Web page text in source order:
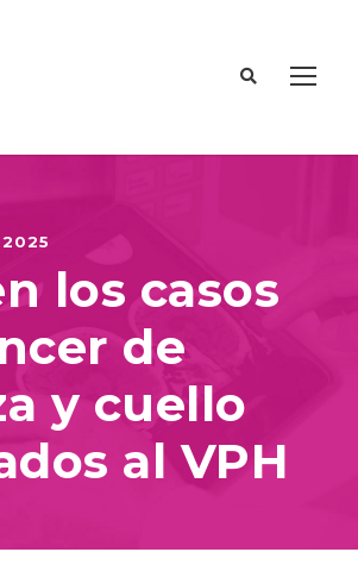
los casos
de
y cuello
al VPH